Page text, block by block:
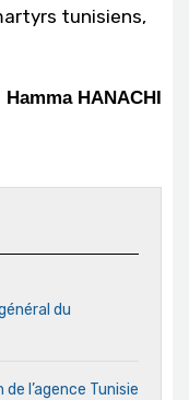
tunisiens,
Hamma HANACHI
du
l’agence Tunisie